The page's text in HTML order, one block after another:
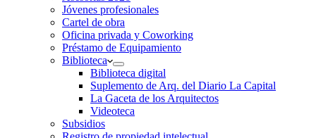
Jóvenes profesionales
Cartel de obra
Oficina privada y Coworking
Préstamo de Equipamiento
Biblioteca
Biblioteca digital
Suplemento de Arq. del Diario La Capital
La Gaceta de los Arquitectos
Videoteca
Subsidios